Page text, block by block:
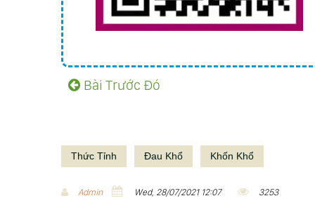
Bài Trước Đó
Thức Tỉnh Đau Khổ Khốn Khổ
Admin Wed, 28/07/2021 12:07 3253